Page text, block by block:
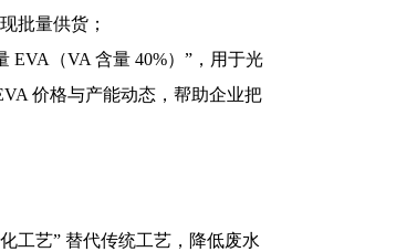
批量供货；
EVA（VA 含量 40%）”，用于光
价格与产能动态，帮助企业把
工艺” 替代传统工艺，降低废水